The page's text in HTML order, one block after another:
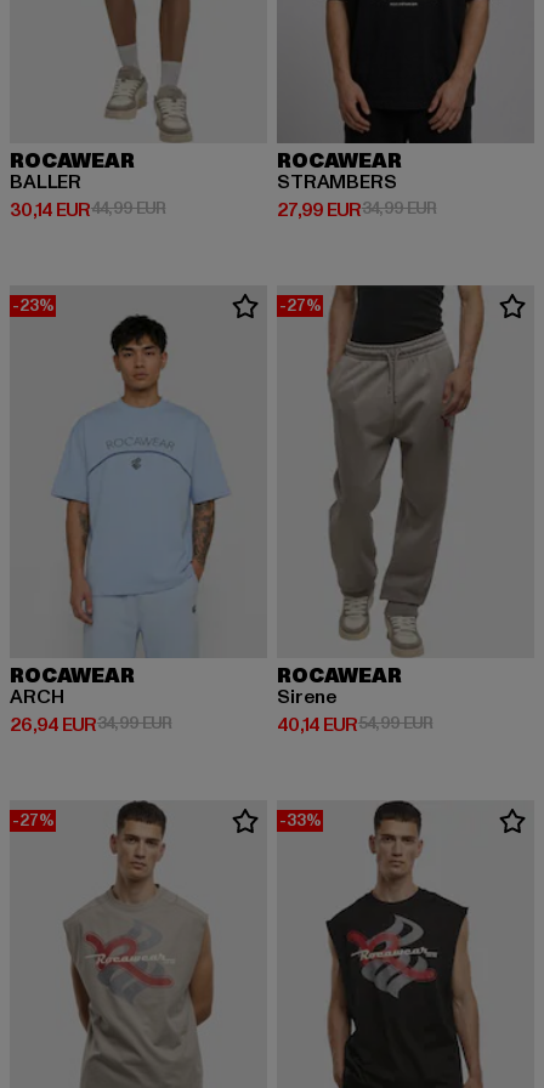
ROCAWEAR
BALLER
30,14 EUR
Derzeitiger Preis: 30,14 EUR
44,99 EURAktionspreis: 44,99 EUR
ROCAWEAR
STRAMBERS
27,99 EUR
Derzeitiger Preis: 27,99 EUR
34,99 EURAktionspreis:
-23%
ROCAWEAR
ARCH
26,94 EUR
Derzeitiger Preis: 26,94 EUR
34,99 EURAktionspreis: 34,99 EUR
-27%
ROCAWEAR
Sirene
40,14 EUR
Derzeitiger Preis: 40,14 EUR
54,99 EURAktionspreis:
-27% -33%